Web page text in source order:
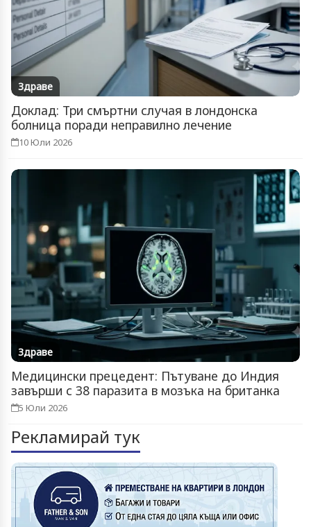
Здраве
Доклад: Три смъртни случая в лондонска
болница поради неправилно лечение
10 Юли 2026
Здраве
Медицински прецедент: Пътуване до Индия
завърши с 38 паразита в мозъка на британка
5 Юли 2026
Рекламирай тук